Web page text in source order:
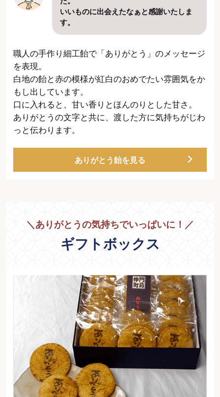
いいものに出会えたなぁと感謝いたしま
す。
職人の手作り細工飴で「ありがとう」のメッセージ
を表現。
白地の飴と赤の模様が紅白のおめでたい雰囲気をか
もし出しています。
口に入れると、甘い香りとほんのりとした甘さ。
ありがとうの文字と共に、渡した方に気持ちがじわ
っと伝わります。
ありがとう飴を見る
＼ ありがとうの気持ちでいっぱいに！ ／
ギフトボックス